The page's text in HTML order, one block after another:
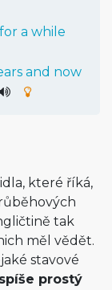
for a while
and now
které říká,
tak
měl vědět.
stavové
prostý